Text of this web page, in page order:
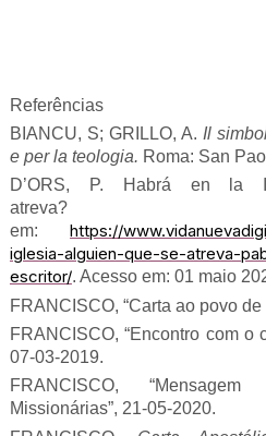
Referências
BIANCU, S; GRILLO, A. Il
e per la teologia. Roma: San
D’ORS, P. Habrá en la
em:https://
iglesia-alguien-que-se-atreva-
escritor/. Acesso em: 01 maio
FRANCISCO, “Carta ao povo
FRANCISCO, “Encontro com o
07-03-2019.
FRANCISCO,
Missionárias”, 21-05-2020.